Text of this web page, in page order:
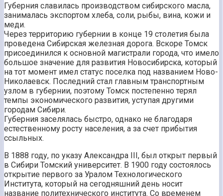
Губерния славилась производством сибирского масла,
занималась экспортом хлеба, соли, рыбы, вина, кожи и
меди.
Через территорию губернии в конце 19 столетия была
проведена Сибирская железная дорога. Вскоре Томск
присоединился к основной магистрали города, что имело
большое значение для развития Новосибирска, который
на тот момент имел статус поселка под названием Ново-
Николаевск. Последний стал главным транспортным
узлом в губернии, поэтому Томск постепенно терял
темпы экономического развития, уступая другими
городам Сибири.
Губерния заселялась быстро, однако не благодаря
естественному росту населения, а за счет прибытия
ссыльных.
В 1888 году, по указу Александра III, был открыт первый
в Сибири Томский университет. В 1900 году состоялось
открытие первого за Уралом Технологического
Института, который на сегодняшний день носит
название политехнического института. Со временем